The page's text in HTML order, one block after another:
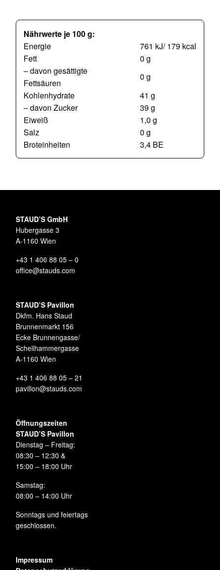
Nährwerte je 100 g:
Energie
761 kJ/ 179 kcal
Fett
0 g
– davon gesättigte
Fettsäuren
0 g
Kohlenhydrate
41 g
– davon Zucker
39 g
Eiweiß
1,0 g
Salz
0 g
Broteinheiten
3,4 BE
STAUD’S GmbH
Hubergasse 3
A-1160 Wien
+43 1 406 88 05 – 0
office@stauds.com
STAUD’S Pavillon
Dkfm. Hans Staud
Brunnenmarkt 156
Ecke Brunnengasse/
Schellhammergasse
A-1160 Wien
+43 1 406 88 05 – 21
pavillon@stauds.com
Öffnungszeiten
STAUD’S Pavillon
Dienstag – Freitag:
08:30 – 12:30 &
15:00 – 18:00 Uhr
Samstag:
08:00 – 14:00 Uhr
Sonntags und feiertags
geschlossen.
Impressum